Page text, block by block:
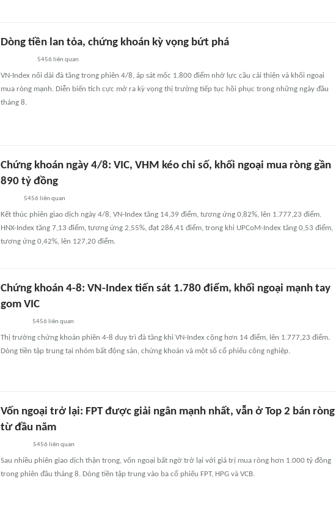
Dòng tiền lan tỏa, chứng khoán kỳ vọng bứt phá
5456 liên quan
VN-Index nối dài đà tăng trong phiên 4/8, áp sát mốc 1.800 điểm nhờ lực cầu cải thiện và khối ngoại
mua ròng mạnh. Diễn biến tích cực mở ra kỳ vọng thị trường tiếp tục hồi phục trong những ngày đầu
tháng 8.
Chứng khoán ngày 4/8: VIC, VHM kéo chỉ số, khối ngoại mua ròng gần
890 tỷ đồng
5456 liên quan
Kết thúc phiên giao dịch ngày 4/8, VN-Index tăng 14,39 điểm, tương ứng 0,82%, lên 1.777,23 điểm.
HNX-Index tăng 7,13 điểm, tương ứng 2,55%, đạt 286,41 điểm, trong khi UPCoM-Index tăng 0,53 điểm,
tương ứng 0,42%, lên 127,20 điểm.
Chứng khoán 4-8: VN-Index tiến sát 1.780 điểm, khối ngoại mạnh tay
gom VIC
5456 liên quan
Thị trường chứng khoán phiên 4-8 duy trì đà tăng khi VN-Index cộng hơn 14 điểm, lên 1.777,23 điểm.
Dòng tiền tập trung tại nhóm bất động sản, chứng khoán và một số cổ phiếu công nghiệp.
Vốn ngoại trở lại: FPT được giải ngân mạnh nhất, vẫn ở Top 2 bán ròng
từ đầu năm
5456 liên quan
Sau nhiều phiên giao dịch thận trọng, vốn ngoại bất ngờ trở lại với giá trị mua ròng hơn 1.000 tỷ đồng
trong phiên đầu tháng 8. Dòng tiền tập trung vào ba cổ phiếu FPT, HPG và VCB.